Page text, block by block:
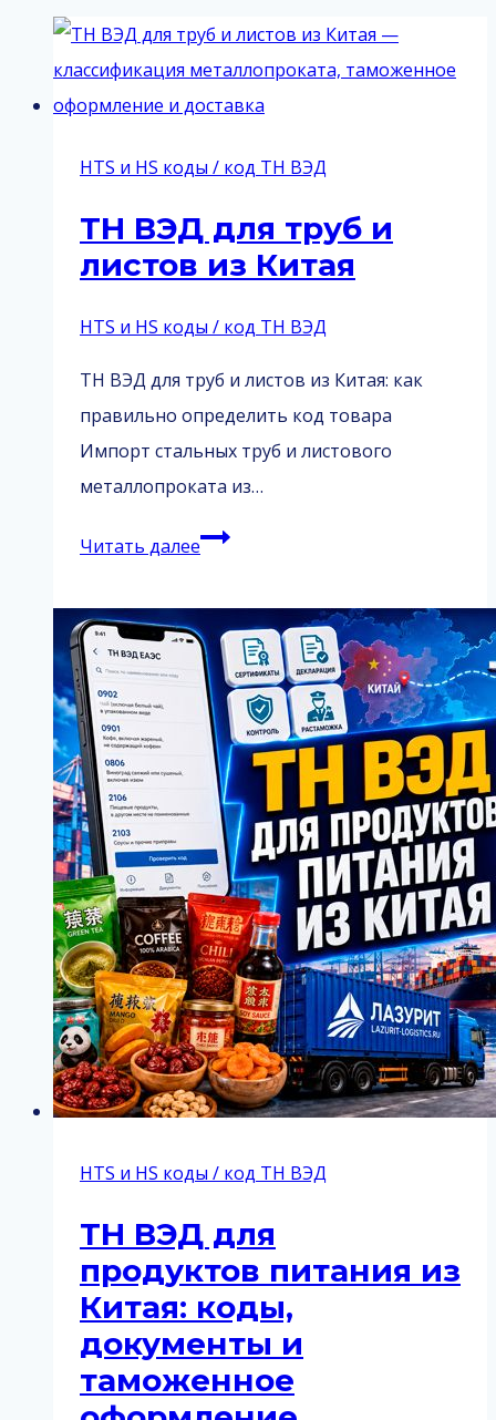
HTS и HS коды / код ТН ВЭД
ТН ВЭД для труб и
листов из Китая
HTS и HS коды / код ТН ВЭД
ТН ВЭД для труб и листов из Китая: как
правильно определить код товара
Импорт стальных труб и листового
металлопроката из…
Читать далееТН
для
труб
и
листов
из
Китая
HTS и HS коды / код ТН ВЭД
ТН ВЭД для
продуктов питания из
Китая: коды,
документы и
таможенное